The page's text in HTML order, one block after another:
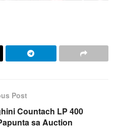
Post
Countach LP 400
sa Auction